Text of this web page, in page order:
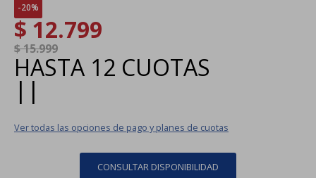
20
$ 12.799
$15.999
HASTA 12 CUOTAS
| |
Ver todas las opciones de pago y planes de cuotas
CONSULTAR DISPONIBILIDAD